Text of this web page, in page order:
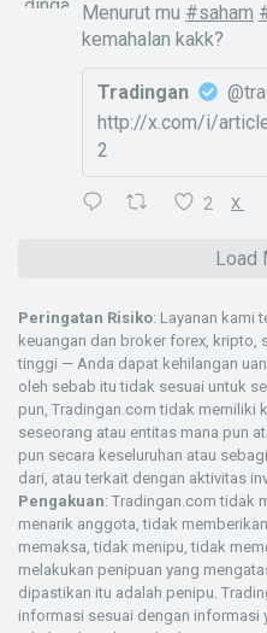
Menurut mu #saham
kemahalan kakk?
Tradingan
http://x.com/i/
2
2 X
Load
Peringatan Risiko: Layanan kami
keuangan dan broker forex, kripto,
tinggi — Anda dapat kehilangan
oleh sebab itu tidak sesuai untuk
pun, Tradingan.com tidak memiliki
seseorang atau entitas mana pun
pun secara keseluruhan atau
dari, atau terkait dengan aktivitas
Pengakuan: Tradingan.com tidak
menarik anggota, tidak
memaksa, tidak menipu, tidak
melakukan penipuan yang
dipastikan itu adalah penipu.
informasi sesuai dengan informasi